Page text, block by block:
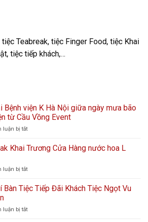
Teabreak, tiệc Finger Food, tiệc Khai
tiệc tiếp khách,…
Bệnh viện K Hà Nội giữa ngày mưa bão
từ Cầu Vồng Event
luận bị tắtở
ngọt
viện
Hà
ngày
Khai Trương Cửa Hàng nước hoa L
luận bị tắtở
Teabreak
Khai
Cửa
Bàn Tiệc Tiếp Đãi Khách Tiệc Ngọt Vu
luận bị tắtở